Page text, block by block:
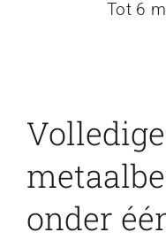
Tot 6
Volledige
onder